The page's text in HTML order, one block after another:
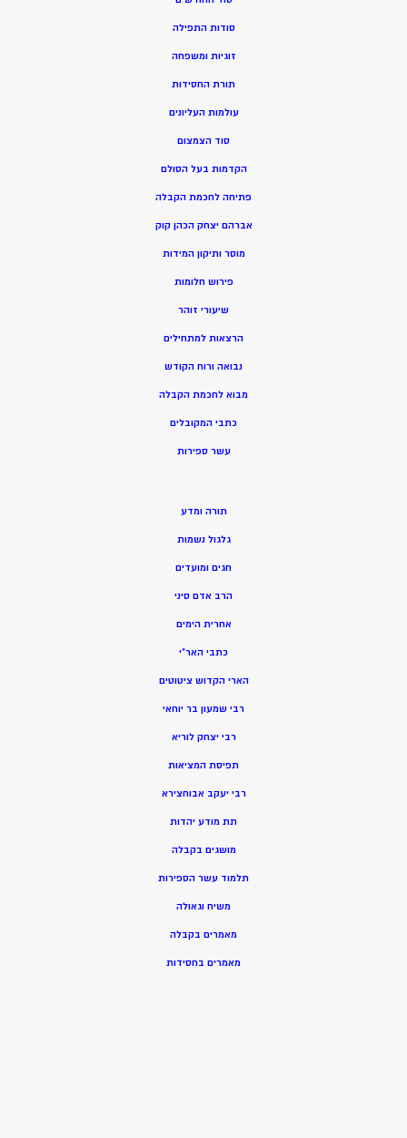
סודות התפילה
זוגיות ומשפחה
תורת החסידות
עולמות העליונים
סוד הצמצום
הקדמות בעל הסולם
פתיחה לחכמת הקבלה
אברהם יצחק הכהן קוק
מוסר ותיקון המידות
פירוש חלומות
שיעורי זוהר
הרצאות למתחילים
נבואה ורוח הקודש
מבוא לחכמת הקבלה
כתבי המקובלים
עשר ספירות
תורה ומדע
גלגול נשמות
חגים ומועדים
הרב אדם סיני
אחרית הימים
כתבי האר”י
הארי הקדוש ציטוטים
רבי שמעון בר יוחאי
רבי יצחק לוריא
תפיסת המציאות
רבי יעקב אבוחצירא
תת מודע יהדות
מושגים בקבלה
תלמוד עשר הספירות
משיח וגאולה
מאמרים בקבלה
מאמרים בחסידות